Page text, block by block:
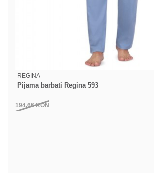
REGINA
Pijama barbati Regina 593
194,66RON